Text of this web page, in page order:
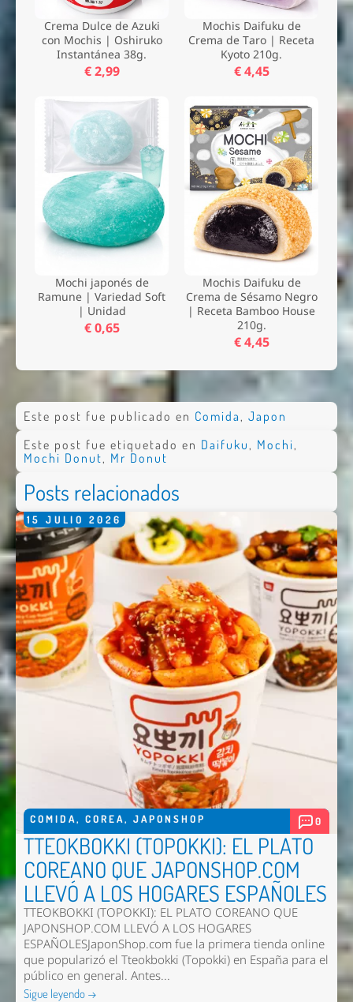
Crema Dulce de Azuki
con Mochis | Oshiruko
Instantánea 38g.
€ 2,99
Mochis Daifuku de
Crema de Taro | Receta
Kyoto 210g.
€ 4,45
Mochi japonés de
Ramune | Variedad Soft
| Unidad
€ 0,65
Mochis Daifuku de
Crema de Sésamo Negro
| Receta Bamboo House
210g.
€ 4,45
Este post fue publicado en Comida , Japon
Este post fue etiquetado en Daifuku , Mochi,
Mochi Donut, Mr Donut
Posts relacionados
15 JULIO 2026
COMIDA, COREA, JAPONSHOP 0
TTEOKBOKKI (TOPOKKI): EL PLATO
COREANO QUE JAPONSHOP.COM
LLEVÓ A LOS HOGARES ESPAÑOLES
TTEOKBOKKI (TOPOKKI): EL PLATO COREANO QUE
JAPONSHOP.COM LLEVÓ A LOS HOGARES
ESPAÑOLESJaponShop.com fue la primera tienda online
que popularizó el Tteokbokki (Topokki) en España para el
público en general. Antes...
Sigue leyendo →